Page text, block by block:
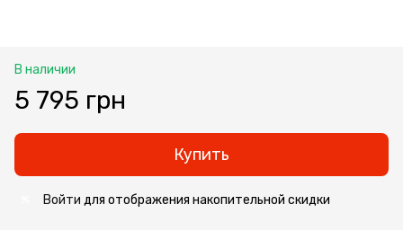
В наличии
5 795 грн
Купить
Войти для отображения накопительной скидки